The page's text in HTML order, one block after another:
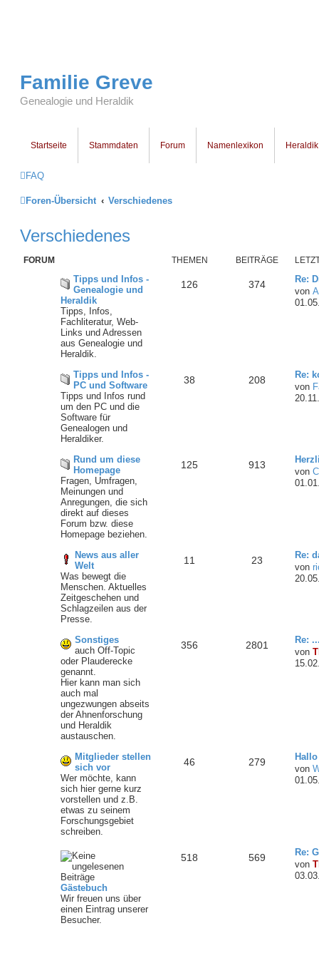
Familie Greve
Genealogie und Heraldik
Startseite Stammdaten Forum Namenlexikon Heraldik
FAQ
Foren-Übersicht Verschiedenes
Verschiedenes
FORUM THEMEN BEITRÄGE
Tipps und Infos -
Genealogie und
Heraldik
Tipps, Infos,
Fachliteratur, Web-
Links und Adressen
aus Genealogie und
Heraldik.
126 374
Re:
von
Tipps und Infos -
PC und Software
Tipps und Infos rund
um den PC und die
Software für
Genealogen und
Heraldiker.
38 208
Re:
von
Rund um diese
Homepage
Fragen, Umfragen,
Meinungen und
Anregungen, die sich
direkt auf dieses
Forum bzw. diese
Homepage beziehen.
125 913
von
News aus aller
Welt
Was bewegt die
Menschen. Aktuelles
Zeitgeschehen und
Schlagzeilen aus der
Presse.
11 23
Re:
von
Sonstiges
auch Off-Topic
oder Plauderecke
genannt.
Hier kann man sich
auch mal
ungezwungen abseits
der Ahnenforschung
und Heraldik
austauschen.
356 2801
Re:
von
Mitglieder stellen
sich vor
Wer möchte, kann
sich hier gerne kurz
vorstellen und z.B.
etwas zu seinem
Forschungsgebiet
schreiben.
46 279
von
Gästebuch
Wir freuen uns über
einen Eintrag unserer
Besucher.
518 569
Re:
von